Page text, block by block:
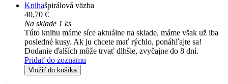
Knihašpirálová väzba
40,70 €
Na sklade 1 ks
Túto knihu máme síce aktuálne na sklade, máme však už iba
posledné kusy. Ak ju chcete mať rýchlo, ponáhľajte sa!
Dodanie ďalších môže trvať dlhšie, zvyčajne do 8 dní.
Pridať do zoznamu
Vložiť do košíka